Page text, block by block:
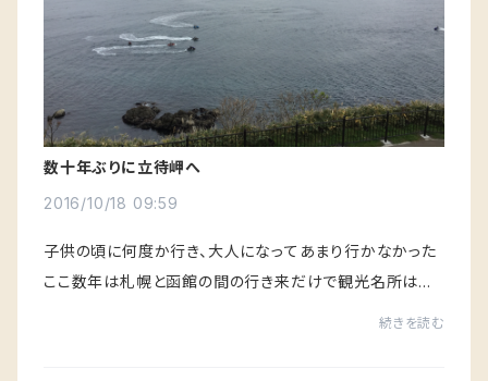
数十年ぶりに立待岬へ
2016/10/18 09:59
子供の頃に何度か行き、大人になってあまり行かなかった
ここ数年は札幌と函館の間の行き来だけで観光名所は実
続きを読む